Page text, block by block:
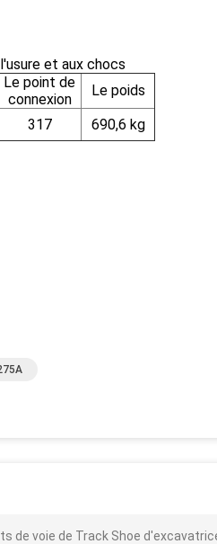
et aux chocs
Le point de
connexion
Le poids
317
690,6 kg
de voie de Track Shoe